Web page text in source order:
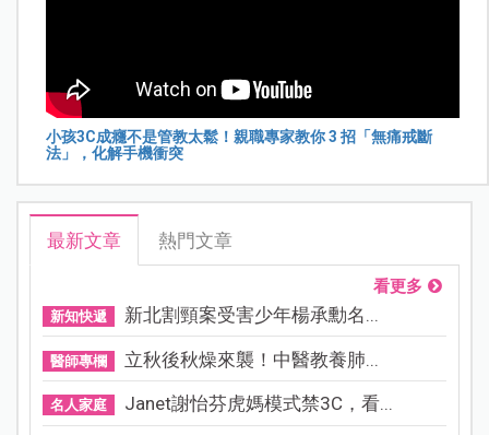
小孩3C成癮不是管教太鬆！親職專家教你 3 招「無痛戒斷
法」，化解手機衝突
最新文章 熱門文章
看更多
新知快遞 新北割頸案受害少年楊承勳名...
醫師專欄 立秋後秋燥來襲！中醫教養肺...
名人家庭 Janet謝怡芬虎媽模式禁3C，看...